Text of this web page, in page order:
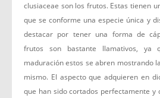
clusiaceae son los frutos. Estas tienen
que se conforme una especie única y
destacar por tener una forma de
frutos son bastante llamativos, ya
maduración estos se abren mostrando
mismo. El aspecto que adquieren en
que han sido cortados perfectamente y